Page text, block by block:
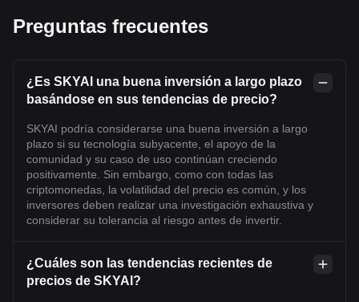
Preguntas frecuentes
¿Es SKYAI una buena inversión a largo plazo
basándose en sus tendencias de precio?
SKYAI podría considerarse una buena inversión a largo
plazo si su tecnología subyacente, el apoyo de la
comunidad y su caso de uso continúan creciendo
positivamente. Sin embargo, como con todas las
criptomonedas, la volatilidad del precio es común, y los
inversores deben realizar una investigación exhaustiva y
considerar su tolerancia al riesgo antes de invertir.
¿Cuáles son las tendencias recientes de
precios de SKYAI?